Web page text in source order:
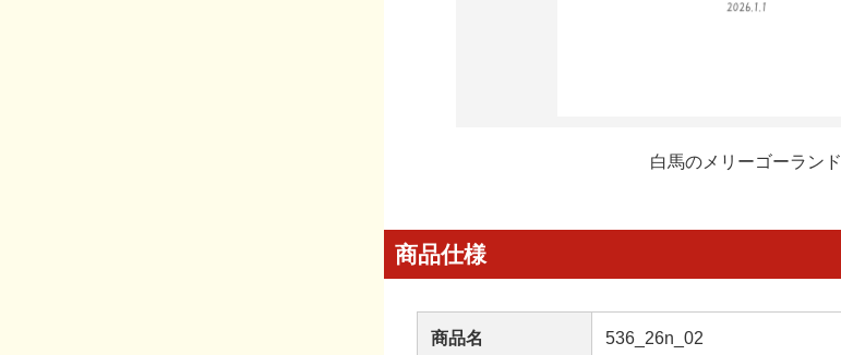
白馬のメリーゴーランド
商品仕様
商品名 536_26n_02